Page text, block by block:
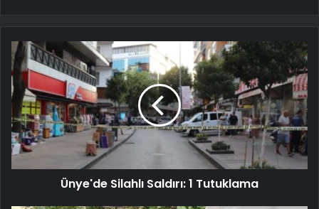
Ünye'de Silahlı Saldırı: 1 Tutuklama